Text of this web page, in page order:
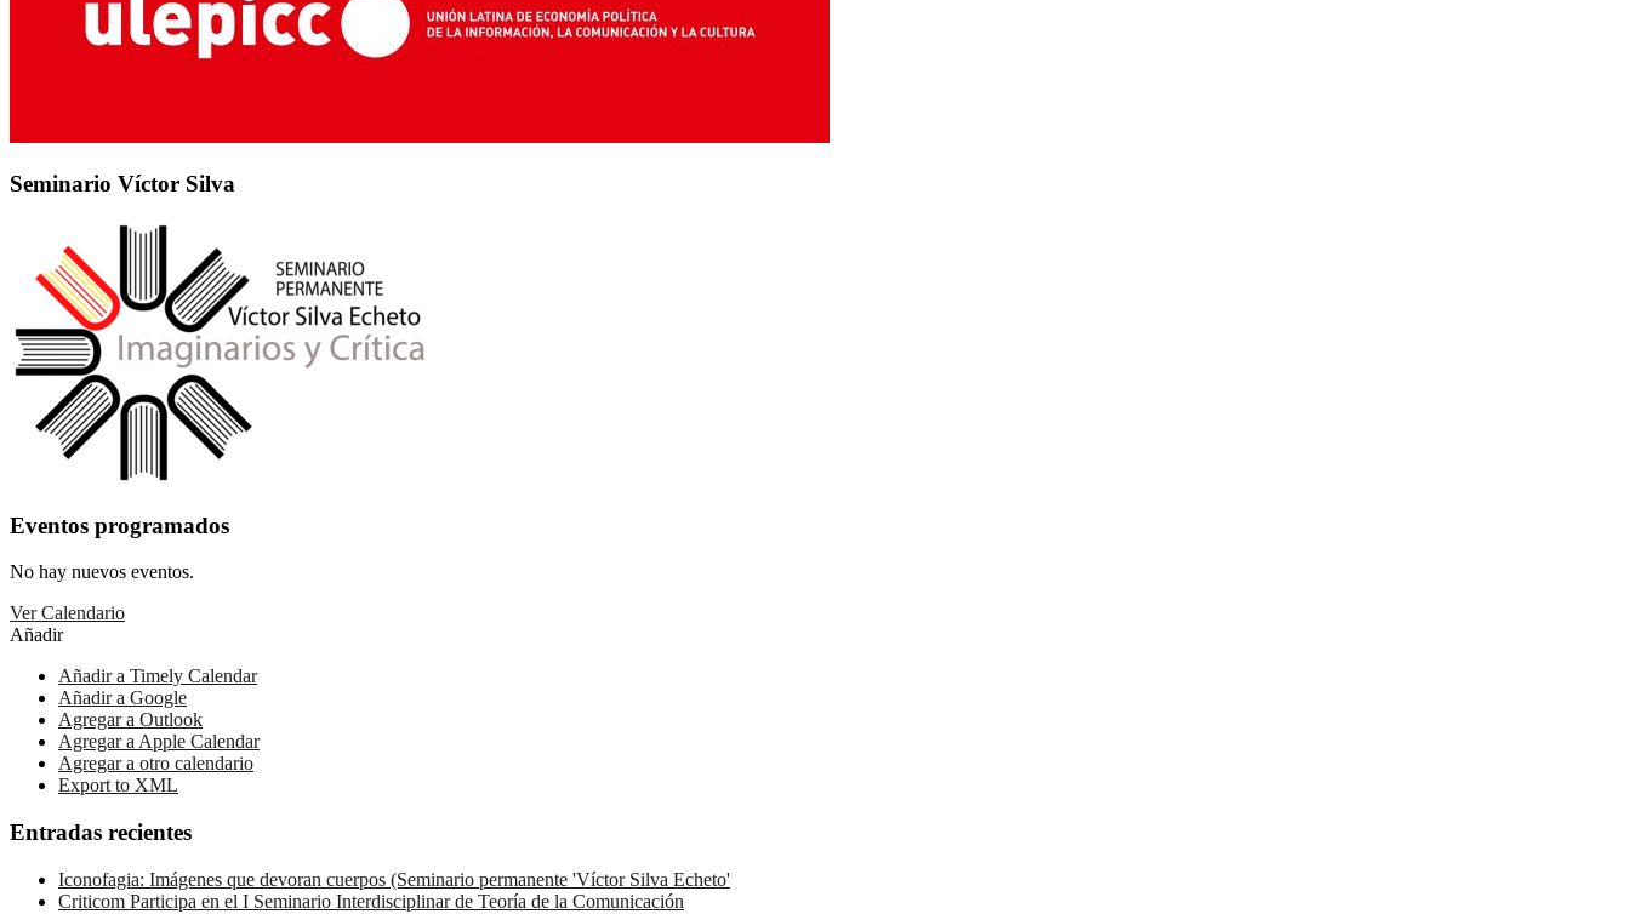
Seminario Víctor Silva
Eventos programados
No hay nuevos eventos.
Ver Calendario
Añadir
Añadir a Timely Calendar
Añadir a Google
Agregar a Outlook
Agregar a Apple Calendar
Agregar a otro calendario
Export to XML
Entradas recientes
Iconofagia: Imágenes que devoran cuerpos (Seminario permanente 'Víctor Silva Echeto'
Criticom Participa en el I Seminario Interdisciplinar de Teoría de la Comunicación